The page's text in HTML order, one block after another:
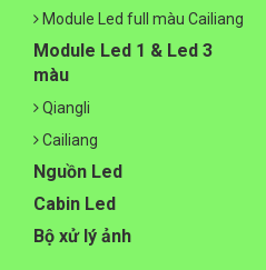
Module Led full màu Cailiang
Module Led 1 & Led 3
màu
Qiangli
Cailiang
Nguồn Led
Cabin Led
Bộ xử lý ảnh